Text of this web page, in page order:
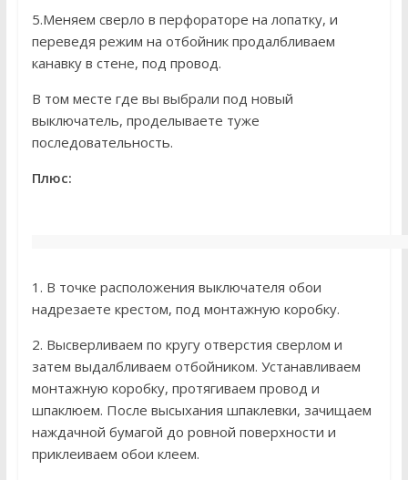
5.Меняем сверло в перфораторе на лопатку, и
переведя режим на отбойник продалбливаем
канавку в стене, под провод.
В том месте где вы выбрали под новый
выключатель, проделываете туже
последовательность.
Плюс:
1. В точке расположения выключателя обои
надрезаете крестом, под монтажную коробку.
2. Высверливаем по кругу отверстия сверлом и
затем выдалбливаем отбойником. Устанавливаем
монтажную коробку, протягиваем провод и
шпаклюем. После высыхания шпаклевки, зачищаем
наждачной бумагой до ровной поверхности и
приклеиваем обои клеем.